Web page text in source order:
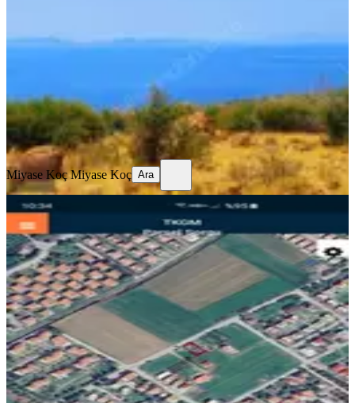
406 m²·12.315/m²·16.12.2024
Miyase KoçMiyase Koç
Ara
Miyase KoçMiyase Koç Ara
İzmir İli Dikili İlçesi Salihler De Satılık
Villa Arsası
Dikili, Salihler Mahallesi
350 m²·13.143/m² 08.05.2025
4.600.000 ₺
Beyaz EmlakŞükrü Üresin